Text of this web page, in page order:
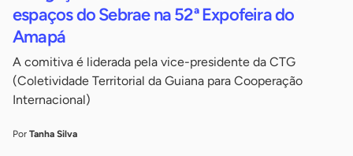
espaços do Sebrae na 52ª Expofeira do
Amapá
A comitiva é liderada pela vice-presidente da CTG
(Coletividade Territorial da Guiana para Cooperação
Internacional)
Por Tanha Silva